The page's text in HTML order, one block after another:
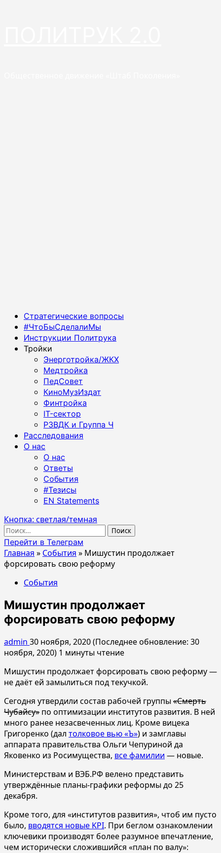
Основное
меню
Стратегические вопросы
#ЧтоБыСделалиМы
Инструкции Политрука
Тройки
Энерготройка/ЖКХ
Медтройка
ПедСовет
КиноМузИздат
Финтройка
IT-сектор
РЗВДК и Группа Ч
Расследования
О нас
О нас
Ответы
События
#Тезисы
EN Statements
Кнопка: светлая/темная
Найти:
Перейти в Телеграм
Главная » События » Мишустин продолжает
форсировать свою реформу
События
Мишустин продолжает
форсировать свою реформу
admin 30 ноября, 2020 (Последнее обновление: 30
ноября, 2020) 1 минуты чтение
Мишустин продолжает форсировать свою реформу —
не даёт ей замылиться под текучкой.
Сегодня утвердили состав рабочей группы «Смерть
Чубайсу» по оптимизации институтов развития. В ней
много ранее незасвеченных лиц. Кроме вицека
Григоренко (дал толковое вью «Ъ») и замглавы
аппарата правительства Ольги Чепуриной да
Яковенко из Росимущества, все фамилии — новые.
Министерствам и ВЭБ.РФ велено представить
утверждённые планы-графики реформы до 25
декабря.
Кроме того, для «институтов развития», чтоб им пусто
было, вводятся новые KPI. При беглом ознакомлении
ключевики производят более разумное впечатление,
чем исторически сложившийся «план по валу»: